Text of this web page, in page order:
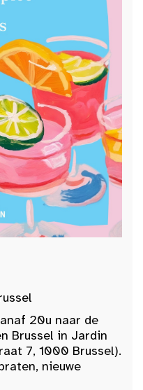
20u naar de
Brussel in Jardin
7, 1000 Brussel).
nieuwe